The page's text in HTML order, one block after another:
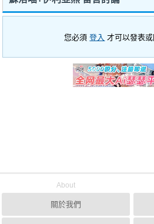
您必須登入 才可以發表
About
關於我們